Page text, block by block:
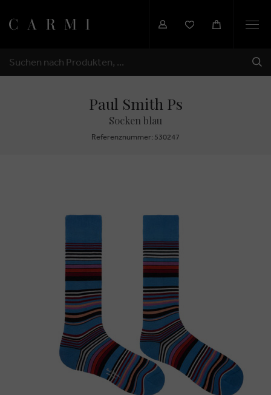
SUCHEN
Paul Smith Ps
Socken blau
Referenznummer: 530247